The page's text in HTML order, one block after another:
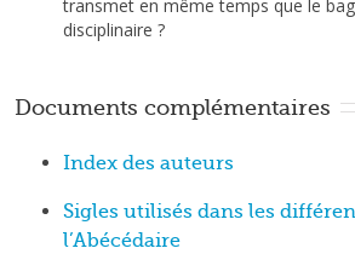
transmet en même temps que le
disciplinaire ?
Documents complémentaires
Index des auteurs
Sigles utilisés dans les
l’Abécédaire